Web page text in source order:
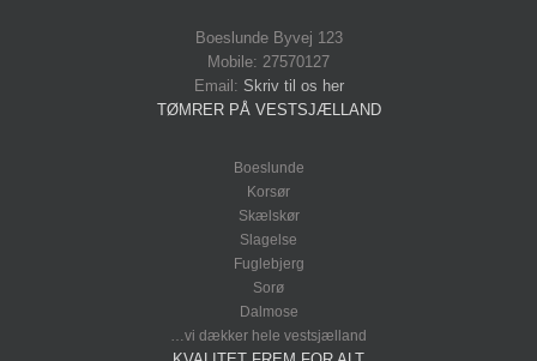
Boeslunde Byvej 123
Mobile: 27570127
Email: Skriv til os her
TØMRER PÅ VESTSJÆLLAND
Boeslunde
Korsør
Skælskør
Slagelse
Fuglebjerg
Sorø
Dalmose
…vi dækker hele vestsjælland